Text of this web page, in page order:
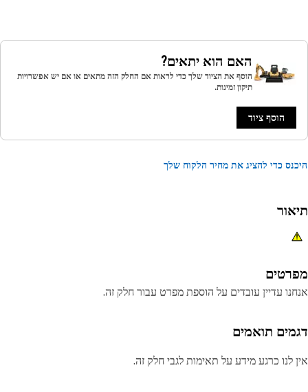
האם הוא יתאים?
הוסף את הציוד שלך כדי לראות אם החלק הזה מתאים או אם יש אפשרויות
תיקון זמינות.
הוסף ציוד
כדי להציג את מחיר הלקוח שלך
עדיין עובדים על הוספת מפרט עבור חלק זה.
תואמים
לנו כרגע מידע על תאימות לגבי חלק זה.